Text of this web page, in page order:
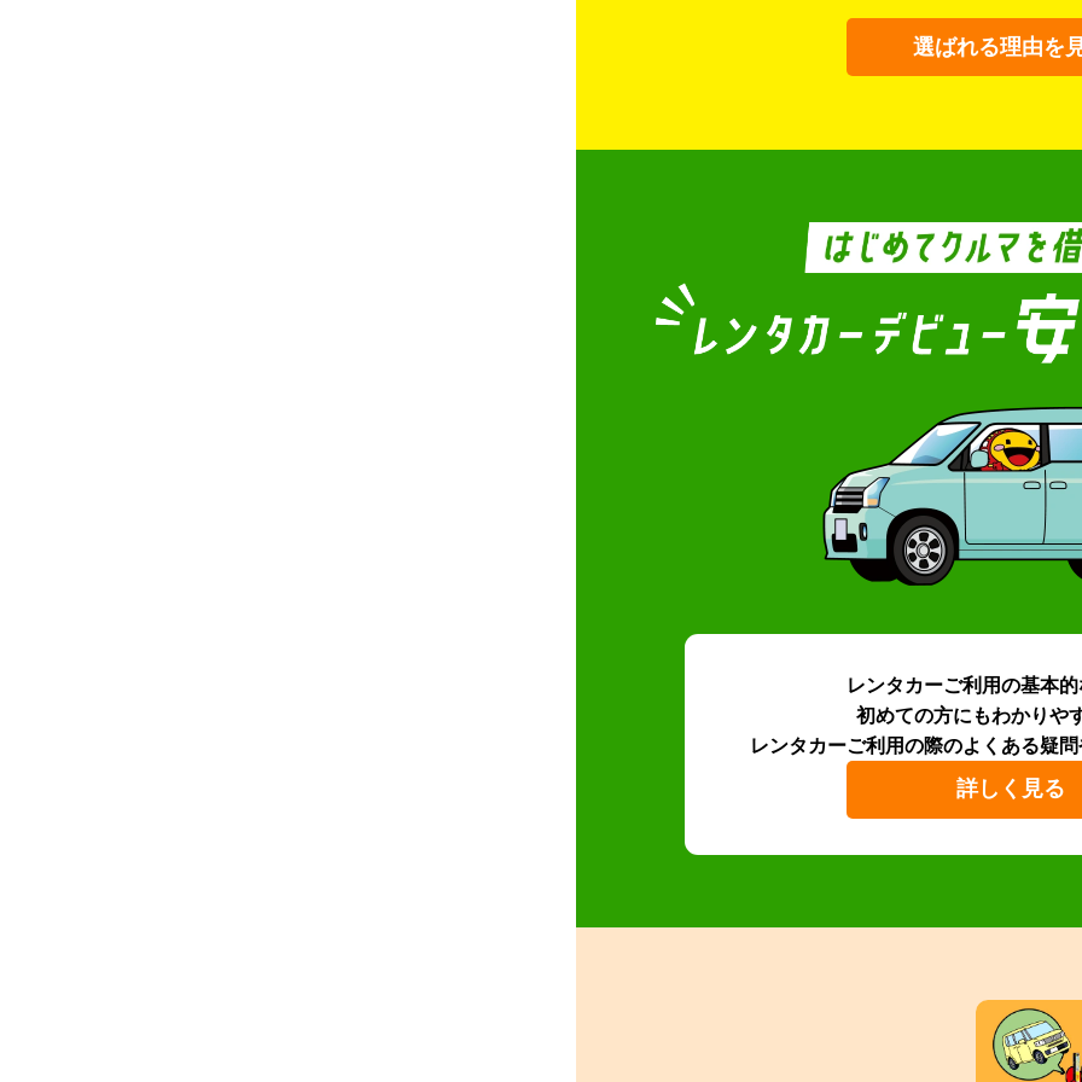
選ばれる理由を
レンタカーご利用の基本
初めての方にもわかりや
レンタカーご利用の際のよくある疑問
詳しく見る